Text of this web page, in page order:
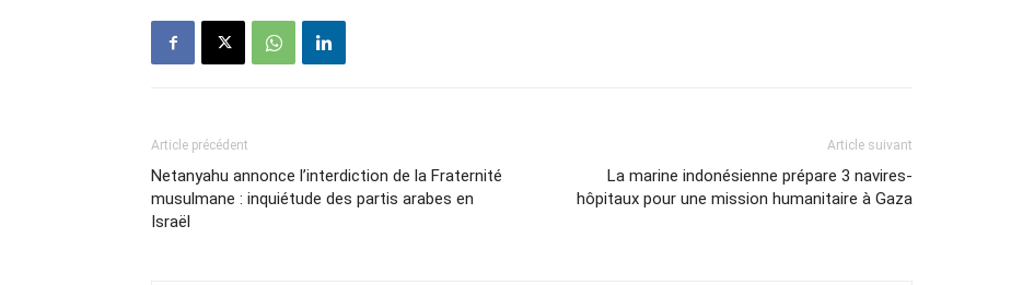
Article précédent
Netanyahu annonce l’interdiction de la Fraternité
musulmane : inquiétude des partis arabes en
Israël
Article suivant
La marine indonésienne prépare 3 navires-
hôpitaux pour une mission humanitaire à Gaza